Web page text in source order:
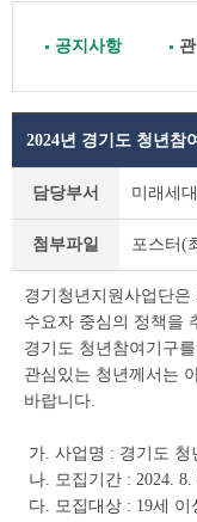
공지사항
상
세
조
회
테
이
2024년 경기도 청년참
담당부서 미래세
첨부파일 포스터(
경기청년지원사업단
수요자 중심의 정책을
경기도 청년참여기구
관심있는 청년께서는
바랍니다.
가. 사업명 : 경기도 청
나. 모집기간 : 2024.
다. 모집대상 : 19세 이